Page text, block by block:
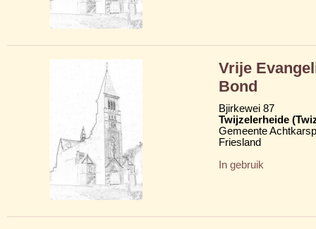
Vrije
Bond
Bjirkewei 87
Twijzelerheide
Gemeente
Friesland
In gebruik